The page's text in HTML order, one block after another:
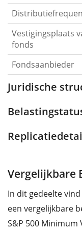
Vestigingsplaats
fonds
Fondsaanbieder
Juridische
Vergelijkbare
In dit gedeelte
een vergelijkbare
S&P 500 Minimum